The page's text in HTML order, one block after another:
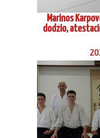
Marinos
dodzio,